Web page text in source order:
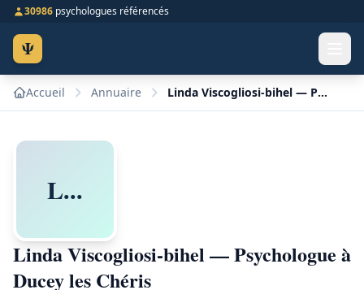
30986 psychologues référencés
Ψ
Accueil Annuaire Linda Viscogliosi-bihel — Psychologue à Ducey les Chéris
L...
Linda Viscogliosi-bihel — Psychologue à
Ducey les Chéris